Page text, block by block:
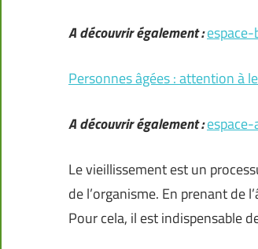
A découvrir également :
Personnes âgées : attention à
A découvrir également :
Le vieillissement est un
de l’organisme. En prenant de
Pour cela, il est indispensable